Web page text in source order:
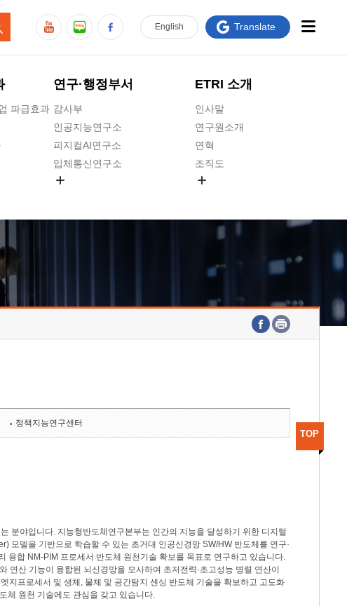
파급효과
연구·행정부서
감사부
인공지능연구소
피지컬AI연구소
입체통신연구소
호남권연구본부
기획본부
ETRI 소개
인사말
연구원소개
연혁
조직도
연구원 고객헌장
주요업무연락처
English Translate
정책지능연구센터
분야입니다. 지능형반도체연구본부는 인간의 지능을 달성하기 위한 디지털
모델을 기반으로 학습할 수 있는 초거대 인공신경망 SW/HW 반도체를 연구·
융합 NM-PIM 프로세서 반도체 원천기술 확보를 목표로 연구하고 있습니다.
연산 기능이 융합된 뇌신경망을 모사하여 초저전력·초고성능 병렬 연산이
지프로세서 및 생체, 물체 및 공간탐지 센싱 반도체 기술을 확보하고 고도화
체 원천 기술에도 관심을 갖고 있습니다.
TOP